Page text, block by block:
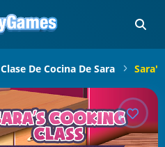
Clase De Cocina De Sara